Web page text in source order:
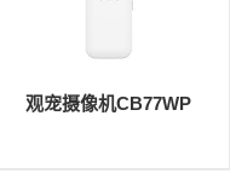
观宠摄像机CB77WP